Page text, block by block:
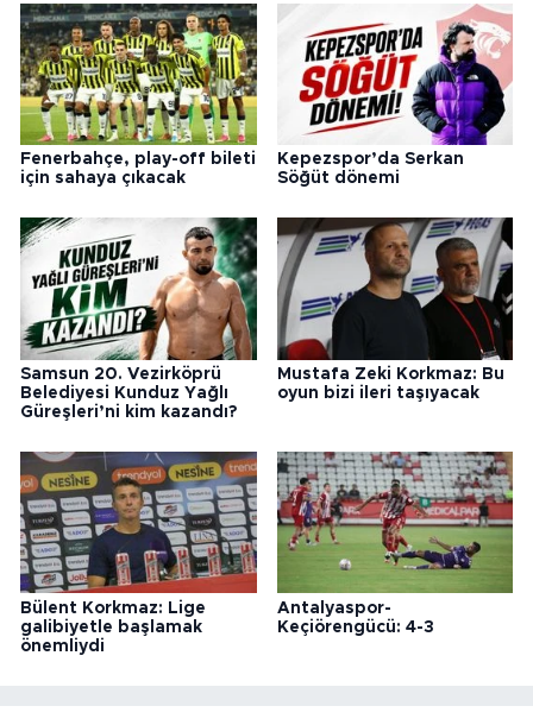
Fenerbahçe, play-off bileti
için sahaya çıkacak
Kepezspor’da Serkan
Söğüt dönemi
Samsun 20. Vezirköprü
Belediyesi Kunduz Yağlı
Güreşleri’ni kim kazandı?
Mustafa Zeki Korkmaz: Bu
oyun bizi ileri taşıyacak
Bülent Korkmaz: Lige
galibiyetle başlamak
önemliydi
Antalyaspor-
Keçiörengücü: 4-3